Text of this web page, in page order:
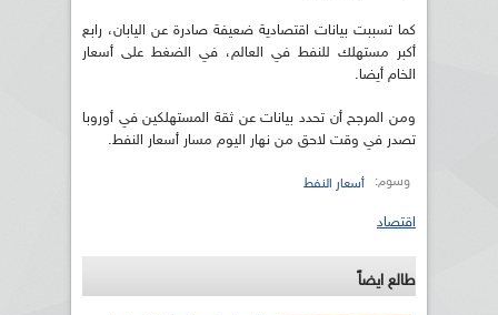
كما تسببت بيانات اقتصادية ضعيفة صادرة عن اليابان، رابع
أكبر مستهلك للنفط في العالم، في الضغط على أسعار
الخام أيضا.
ومن المرجح أن تحدد بيانات عن ثقة المستهلكين في أوروبا
تصدر في وقت لاحق من نهار اليوم مسار أسعار النفط.
وسوم: أسعار النفط
اقتصاد
طالع ايضاً